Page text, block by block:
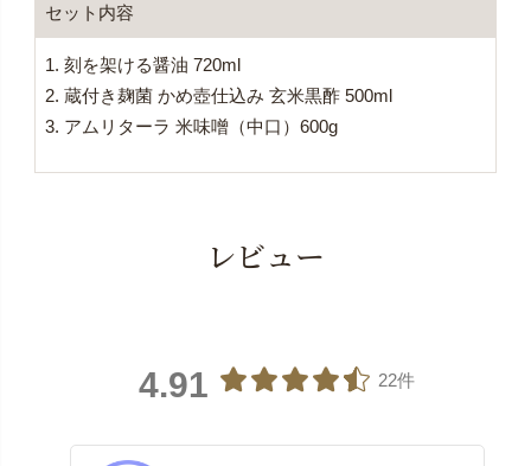
セット内容
1. 刻を架ける醤油 720ml
2. 蔵付き麹菌 かめ壺仕込み 玄米黒酢 500ml
3. アムリターラ 米味噌（中口）600g
レビュー
4.91 22件